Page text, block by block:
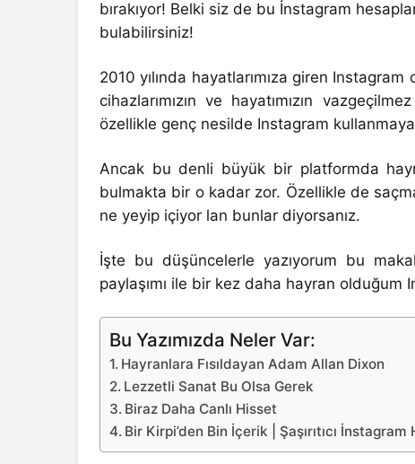
bırakıyor! Belki siz de bu İnstagram
bulabilirsiniz!
2010 yılında hayatlarımıza giren
cihazlarımızın ve hayatımızın
özellikle genç nesilde Instagram
Ancak bu denli büyük bir platformda
bulmakta bir o kadar zor. Özellikle de
ne yeyip içiyor lan bunlar diyorsanız.
İşte bu düşüncelerle yazıyorum bu
paylaşımı ile bir kez daha hayran olduğum
Bu Yazımızda Neler Var:
Hayranlara Fısıldayan Adam Allan Dixon
Lezzetli Sanat Bu Olsa Gerek
Biraz Daha Canlı Hisset
Bir Kirpi’den Bin İçerik | Şaşırıtıcı İnstagram